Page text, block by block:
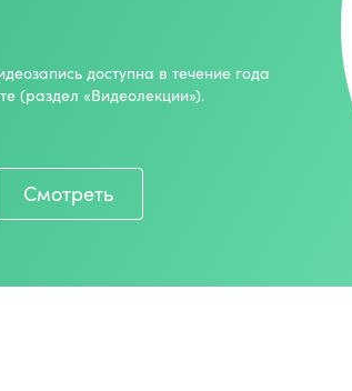
доступна в течение года
(раздел «Видеолекции»).
Смотреть